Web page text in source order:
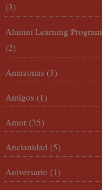
(3)
Alumni Learning Program
(2)
Amazonas (3)
Amigos (1)
Amor (35)
Ancianidad (5)
Aniversario (1)